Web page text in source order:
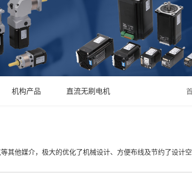
机构产品 直流无刷电机
其他媒介，极大的优化了机械设计、方便布线及节约了设计